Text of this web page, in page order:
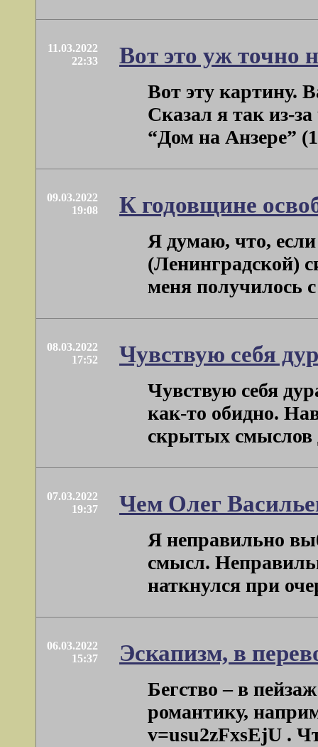
11.03.2022
22:33
Вот это уж точно
Вот эту картину.
Сказал я так из-
“Дом на Анзере”
09.03.2022
19:08
К годовщине
Я думаю, что, если
(Ленинградской)
меня получилось
08.03.2022
17:52
Чувствую себя
Чувствую себя
как-то обидно.
скрытых смыслов
07.03.2022
19:37
Чем Олег
Я неправильно
смысл.
наткнулся при
06.03.2022
15:37
Эскапизм, в
Бегство – в
романтику,
v=usu2zFxsEjU .